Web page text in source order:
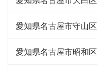
愛知県名古屋市守山区
愛知県名古屋市昭和区